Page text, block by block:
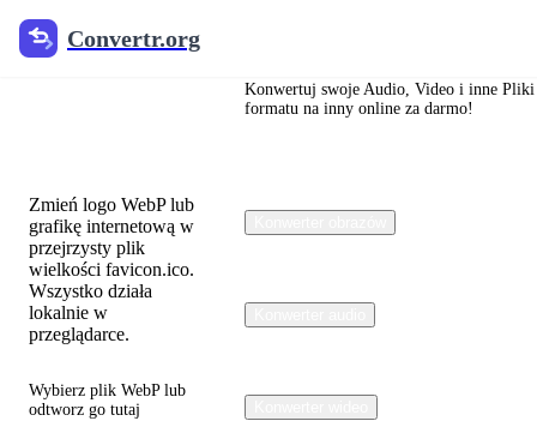
Convertr.org
Konwerter
Zmień logo WebP lub
grafikę internetową w
przejrzysty plik
wielkości favicon.ico.
Wszystko działa
lokalnie w
przeglądarce.
Wybierz plik WebP lub
odtworz go tutaj
Konwertuj swoje Audio, Video i inne Pliki
formatu na inny online za darmo!